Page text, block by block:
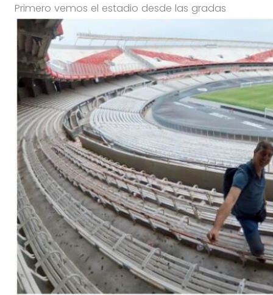
Primero vemos el estadio desde las gradas